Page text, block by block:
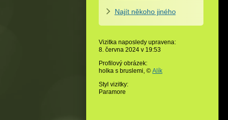
Najít někoho jiného
Vizitka naposledy upravena:
8. června 2024 v 19:53
Profilový obrázek:
holka s bruslemi, © Alík
Styl vizitky:
Paramore